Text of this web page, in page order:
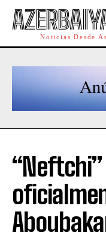
Noticias Desde